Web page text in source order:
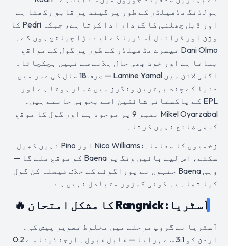
ہولڈنگ مڈفیلڈر کے طور پر گیند پر قابو رکھتا ہے
اور ڈبل چھلنی کا کردار ادا کرتا ہے، جبکہ Pedri کا
وژن اور ڈرائبل آسٹریا کے لیے بڑا چیلنج ہوں گے۔
Dani Olmo تیسرے مڈفیلڈر کے طور پر گول کے مواقع
بناتا ہے اور خود بھی جال ہلانے سے نہیں ہچکچاتا۔
اگلی لائن میں Lamine Yamal — صرف 18 سال کی عمر میں
دنیا کے چند بہترین ونگرز میں شمار ہوتا ہے اور
EPL کے پاکستانی شائقین اسے بخوبی جانتے ہیں۔
Mikel Oyarzabal نمبر 9 پر موجود ہے اور گول کا موقع
کبھی ضائع نہیں کرتا۔
زخمیوں کا معاملہ: Nico Williams اور Pino نہیں کھیل
سکتے، اس لیے بائیں ونگ پر Baena کو موقع ملے گا —
وہی Baena جنہوں نے یوراگوئے کے خلاف فیصلہ کن گول
کیا تھا۔ یہ کوئی کمزور متبادل نہیں ہے۔
آسٹریا: Rangnick کا مشکل امتحان 🔥
آسٹریا نے گروپ مرحلے میں مخلوط تصویر پیش کی۔
اردن کو 3:1 سے ہرایا — قابل قبول۔ ارجنٹینا سے 0:2